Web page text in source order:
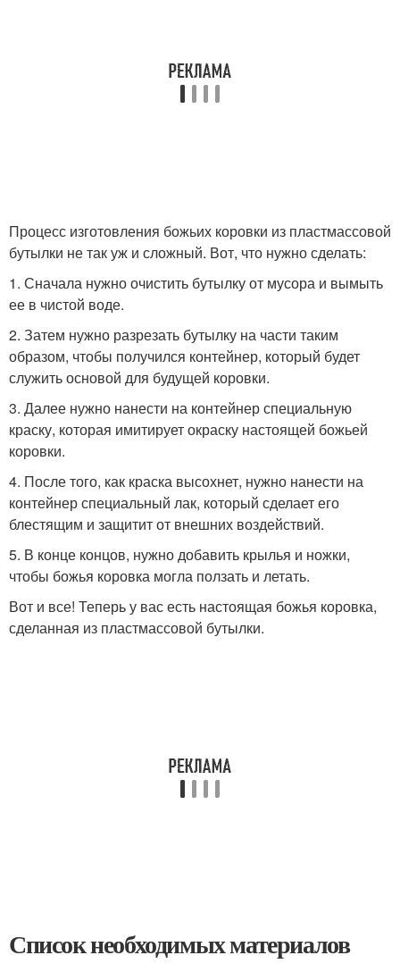
Процесс изготовления божьих коровки из пластмассовой
бутылки не так уж и сложный. Вот, что нужно сделать:
1. Сначала нужно очистить бутылку от мусора и вымыть
ее в чистой воде.
2. Затем нужно разрезать бутылку на части таким
образом, чтобы получился контейнер, который будет
служить основой для будущей коровки.
3. Далее нужно нанести на контейнер специальную
краску, которая имитирует окраску настоящей божьей
коровки.
4. После того, как краска высохнет, нужно нанести на
контейнер специальный лак, который сделает его
блестящим и защитит от внешних воздействий.
5. В конце концов, нужно добавить крылья и ножки,
чтобы божья коровка могла ползать и летать.
Вот и все! Теперь у вас есть настоящая божья коровка,
сделанная из пластмассовой бутылки.
Список необходимых материалов